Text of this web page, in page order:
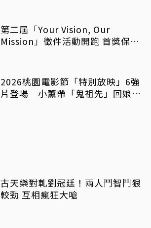
第二屆「Your Vision, Our
Mission」徵件活動開跑 首獎保證
2026桃園電影節「特別放映」6強
片登場 小薰帶「鬼祖先」回娘
古天樂對軋劉冠廷！兩人鬥智鬥狠
較勁 互相瘋狂大嗆